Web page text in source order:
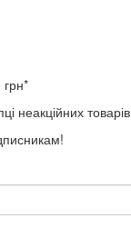
неакційних товарів